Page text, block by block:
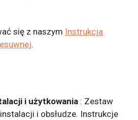
się z naszym Instrukcja
.
i użytkowania : Zestaw
i obsłudze. Instrukcje